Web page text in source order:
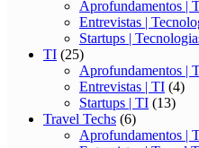
Aprofundamentos |
Entrevistas |
Startups |
TI (25)
Aprofundamentos |
Entrevistas | TI (4)
Startups | TI (13)
Travel Techs (6)
Aprofundamentos |